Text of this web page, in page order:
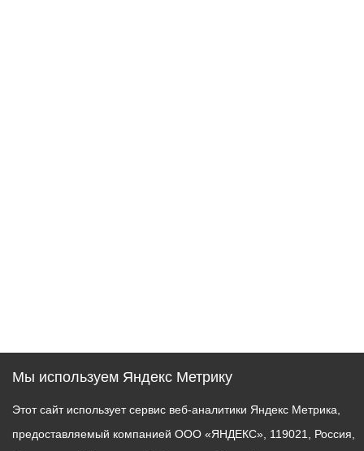
аварийно-спасательных
работах.
Мы используем Яндекс Метрику
Этот сайт использует сервис веб-аналитики Яндекс Метрика,
предоставляемый компанией ООО «ЯНДЕКС», 119021, Россия,